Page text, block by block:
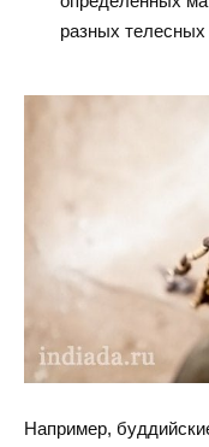
разных телесных
Например,